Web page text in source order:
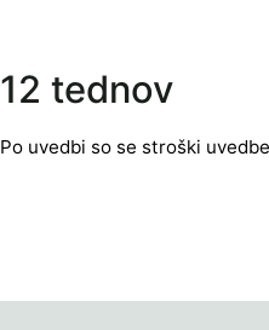
12 tednov
Po uvedbi so se stroški